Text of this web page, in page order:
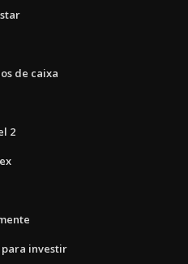
de caixa
2
para investir